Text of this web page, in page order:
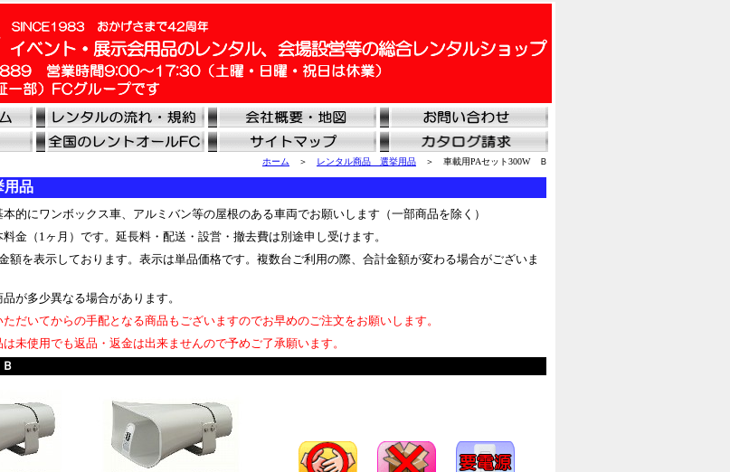
ホーム ＞ レンタル商品 選挙用品 ＞ 車載用PAセット300W Ｂ
品
的にワンボックス車、アルミバン等の屋根のある車両でお願いします（一部商品を除く）
金（1ヶ月）です。延長料・配送・設営・撤去費は別途申し受けます。
額を表示しております。表示は単品価格です。複数台ご利用の際、合計金額が変わる場合がございま
が多少異なる場合があります。
だいてからの手配となる商品もございますのでお早めのご注文をお願いします。
未使用でも返品・返金は出来ませんので予めご了承願います。